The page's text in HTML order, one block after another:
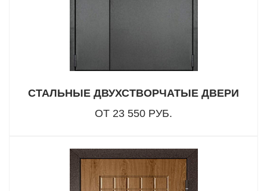
СТАЛЬНЫЕ ДВУХСТВОРЧАТЫЕ ДВЕРИ
ОТ 23 550 РУБ.